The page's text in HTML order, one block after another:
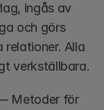
ingås av
och görs
Alla
verkställbara.
Metoder för